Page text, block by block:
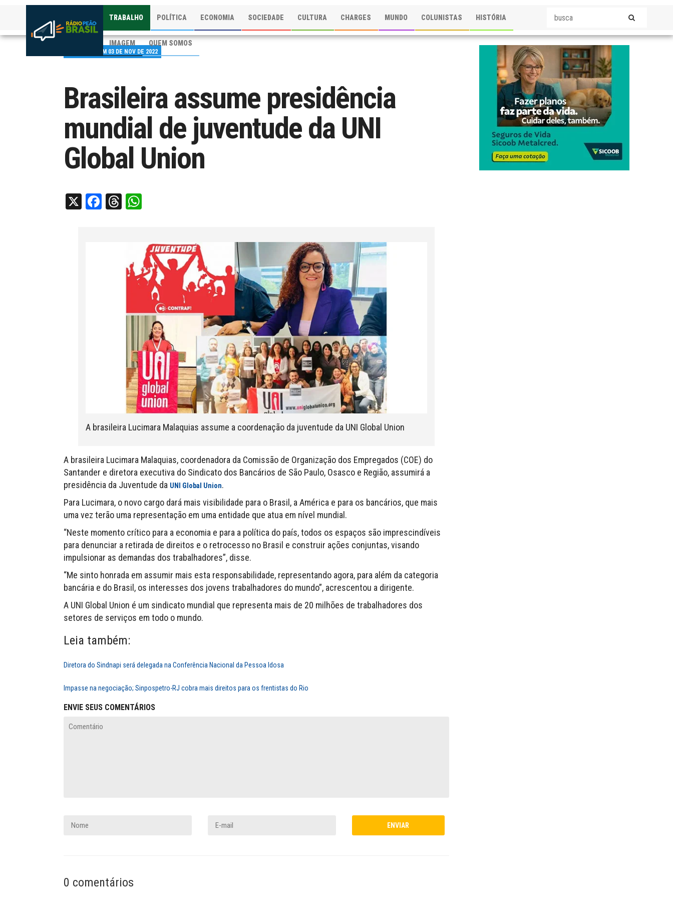
TRABALHO POLÍTICA ECONOMIA SOCIEDADE CULTURA CHARGES MUNDO COLUNISTAS HISTÓRIA
IMAGEM QUEM SOMOS
PUBLICADO EM 03 DE NOV DE 2022
Brasileira assume presidência
mundial de juventude da UNI
Global Union
X Facebook
Threads
A brasileira Lucimara Malaquias assume a coordenação da juventude da UNI Global Union
A brasileira Lucimara Malaquias, coordenadora da Comissão de Organização dos Empregados (COE) do
Santander e diretora executiva do Sindicato dos Bancários de São Paulo, Osasco e Região, assumirá a
presidência da Juventude da UNI Global Union.
Para Lucimara, o novo cargo dará mais visibilidade para o Brasil, a América e para os bancários, que mais
uma vez terão uma representação em uma entidade que atua em nível mundial.
“Neste momento crítico para a economia e para a política do país, todos os espaços são imprescindíveis
para denunciar a retirada de direitos e o retrocesso no Brasil e construir ações conjuntas, visando
impulsionar as demandas dos trabalhadores”, disse.
“Me sinto honrada em assumir mais esta responsabilidade, representando agora, para além da categoria
bancária e do Brasil, os interesses dos jovens trabalhadores do mundo”, acrescentou a dirigente.
A UNI Global Union é um sindicato mundial que representa mais de 20 milhões de trabalhadores dos
setores de serviços em todo o mundo.
Leia também:
Diretora do Sindnapi será delegada na Conferência Nacional da Pessoa Idosa
Impasse na negociação; Sinpospetro-RJ cobra mais direitos para os frentistas do Rio
ENVIE SEUS COMENTÁRIOS
0 comentários